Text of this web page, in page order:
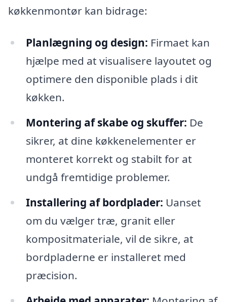
køkkenmontør kan bidrage:
Planlægning og design: Firmaet kan
hjælpe med at visualisere layoutet og
optimere den disponible plads i dit
køkken.
Montering af skabe og skuffer: De
sikrer, at dine køkkenelementer er
monteret korrekt og stabilt for at
undgå fremtidige problemer.
Installering af bordplader: Uanset
om du vælger træ, granit eller
kompositmateriale, vil de sikre, at
bordpladerne er installeret med
præcision.